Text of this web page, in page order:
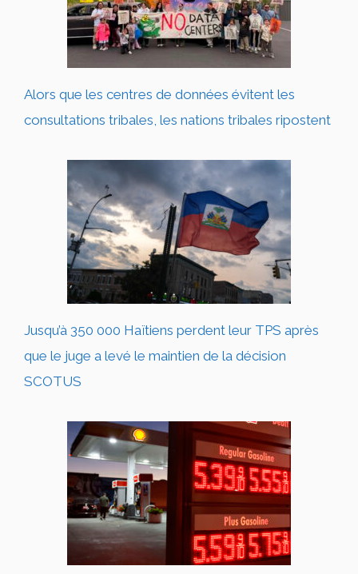
Alors que les centres de données évitent les
consultations tribales, les nations tribales ripostent
Jusqu’à 350 000 Haïtiens perdent leur TPS après
que le juge a levé le maintien de la décision
SCOTUS